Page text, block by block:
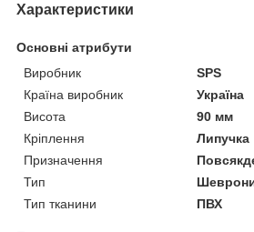
Характеристики
Основні атрибути
Виробник
SPS
Країна виробник
Україна
Висота
90 мм
Кріплення
Липучка
Призначення
Тип
Тип тканини
ПВХ